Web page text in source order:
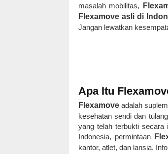
masalah mobilitas,
Flexamove asli di
Jangan lewatkan
Apa Itu
Flexamoveadalah
kesehatan sendi dan
yang telah terbukti secara
Indonesia, permintaan
kantor, atlet, dan lansia.